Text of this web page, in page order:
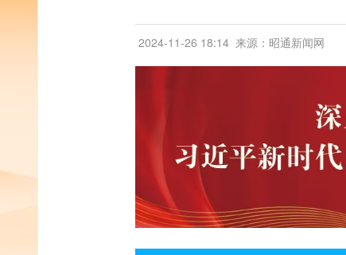
2024-11-26 18:14 来源：昭通新闻网